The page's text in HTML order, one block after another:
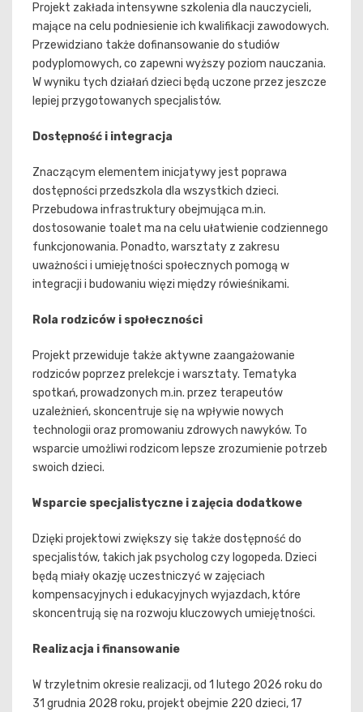
Projekt zakłada intensywne szkolenia dla nauczycieli,
mające na celu podniesienie ich kwalifikacji zawodowych.
Przewidziano także dofinansowanie do studiów
podyplomowych, co zapewni wyższy poziom nauczania.
W wyniku tych działań dzieci będą uczone przez jeszcze
lepiej przygotowanych specjalistów.
Dostępność i integracja
Znaczącym elementem inicjatywy jest poprawa
dostępności przedszkola dla wszystkich dzieci.
Przebudowa infrastruktury obejmująca m.in.
dostosowanie toalet ma na celu ułatwienie codziennego
funkcjonowania. Ponadto, warsztaty z zakresu
uważności i umiejętności społecznych pomogą w
integracji i budowaniu więzi między rówieśnikami.
Rola rodziców i społeczności
Projekt przewiduje także aktywne zaangażowanie
rodziców poprzez prelekcje i warsztaty. Tematyka
spotkań, prowadzonych m.in. przez terapeutów
uzależnień, skoncentruje się na wpływie nowych
technologii oraz promowaniu zdrowych nawyków. To
wsparcie umożliwi rodzicom lepsze zrozumienie potrzeb
swoich dzieci.
Wsparcie specjalistyczne i zajęcia dodatkowe
Dzięki projektowi zwiększy się także dostępność do
specjalistów, takich jak psycholog czy logopeda. Dzieci
będą miały okazję uczestniczyć w zajęciach
kompensacyjnych i edukacyjnych wyjazdach, które
skoncentrują się na rozwoju kluczowych umiejętności.
Realizacja i finansowanie
W trzyletnim okresie realizacji, od 1 lutego 2026 roku do
31 grudnia 2028 roku, projekt obejmie 220 dzieci, 17